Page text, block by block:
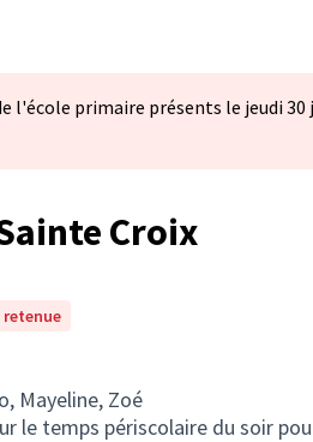
l'école primaire présents le jeudi
Croix
retenue
Mayeline, Zoé
le temps périscolaire du soir